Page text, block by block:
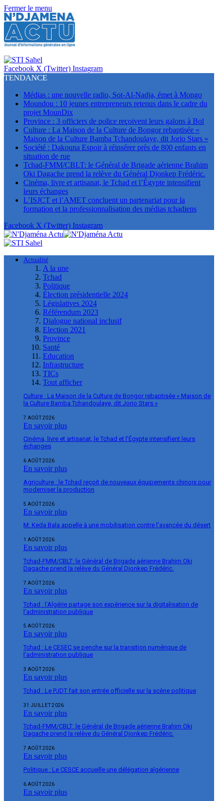
Fermer le menu
Facebook X (Twitter) Instagram
TENDANCE
Médias : une nouvelle radio, Sot-Al-Nadja, émet à Mongo
Moundou : 10 jeunes entrepreneurs retenus dans le cadre du
projet MounDix
Province : 3 officiers de police reçoivent leurs galons à Bol
Culture : La Maison de la Culture de Bongor rebaptisée «
Maison de la Culture Bamba Tchandoulaye, dit Jorio Stars »
Société : Dakouna Espoir à réinsérer près de 800 enfants en
situation de rue
Tchad-FMM/CBLT: le Général de Brigade aérienne Brahim
Oki Dagache prend la relève du Général Djonkep Frédéric.
Cinéma, livre et artisanat, le Tchad et l’Égypte intensifient
leurs échanges
L’ISJCT et l’AMET concluent un partenariat pour la
formation et la professionnalisation des médias tchadiens
Facebook X (Twitter) Instagram
Actualité
A la une
Tchad
Politique
Élection présidentielle 2024
Législatives 2024
Référendum 2023
Dialogue national inclusif
Election 2021
Province
Santé
Education
Infrastructure
TICs
Tout afficher
Culture : La Maison de la Culture de Bongor rebaptisée « Maison de
la Culture Bamba Tchandoulaye, dit Jorio Stars »
7 AOÛT 2026
En savoir plus
Cinéma, livre et artisanat, le Tchad et l’Égypte intensifient leurs
échanges
6 AOÛT 2026
En savoir plus
Agriculture : le Tchad reçoit de nouveaux équipements chinois pour
moderniser la production
5 AOÛT 2026
En savoir plus
M. Keda Bala appelle à une mobilisation contre l’avancée du désert
1 AOÛT 2026
En savoir plus
Tchad-FMM/CBLT: le Général de Brigade aérienne Brahim Oki
Dagache prend la relève du Général Djonkep Frédéric.
7 AOÛT 2026
En savoir plus
Tchad : l’Algérie partage son expérience sur la digitalisation de
l’administration publique
5 AOÛT 2026
En savoir plus
Tchad : Le CESEC se penche sur la transition numérique de
l’administration publique
3 AOÛT 2026
En savoir plus
Tchad : Le PJDT fait son entrée officielle sur la scène politique
31 JUILLET 2026
En savoir plus
Tchad-FMM/CBLT: le Général de Brigade aérienne Brahim Oki
Dagache prend la relève du Général Djonkep Frédéric.
7 AOÛT 2026
En savoir plus
Politique : Le CESCE accueille une délégation algérienne
6 AOÛT 2026
En savoir plus